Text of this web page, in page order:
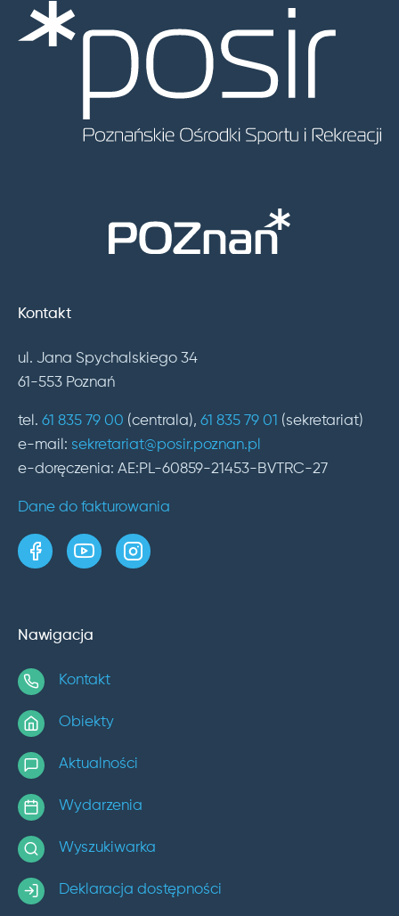
Kontakt
ul. Jana Spychalskiego 34
61-553 Poznań
tel. 61 835 79 00 (centrala), 61 835 79 01 (sekretariat)
e-mail: sekretariat@posir.poznan.pl
e-doręczenia: AE:PL-60859-21453-BVTRC-27
Dane do fakturowania
strona w serwisie Facebook
kanał w serwisie YouTube
profil w serwisie Instagram
Nawigacja
Kontakt
Obiekty
Aktualności
Wydarzenia
Wyszukiwarka
Deklaracja dostępności